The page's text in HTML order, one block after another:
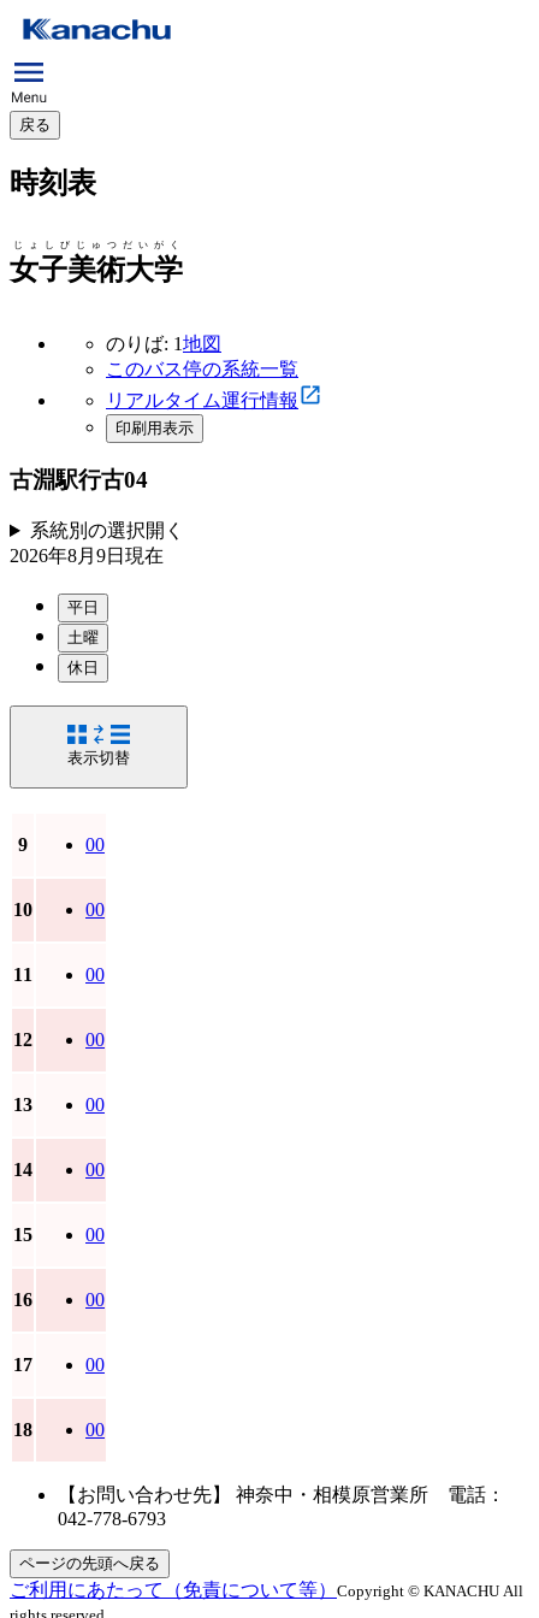
戻る
時刻表
女子美術大学
じょしびじゅつだいがく
のりば: 1地図
このバス停の系統一覧
リアルタイム運行情報
印刷用表示
古淵駅行古04
系統別の選択開く
2026年8月9日 現在
平日
土曜
休日
表示切替
9 00
10 00
11 00
12 00
13 00
14 00
15 00
16 00
17 00
18 00
【お問い合わせ先】 神奈中・相模原営業所 電話：
042-778-6793
ページの先頭へ戻る
ご利用にあたって（免責について等） Copyright © KANACHU All